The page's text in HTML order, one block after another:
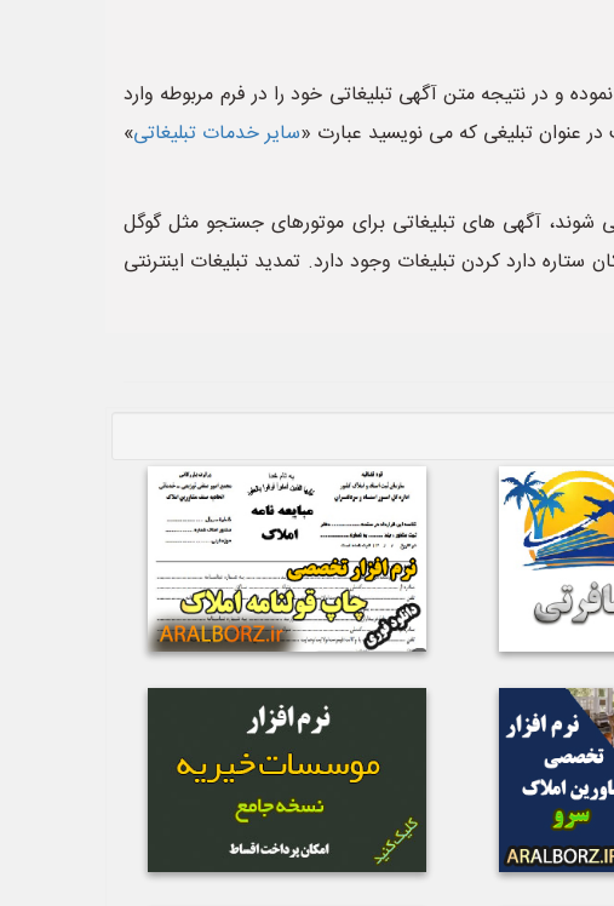
و در نتیجه متن آگهی تبلیغاتی خود را در فرم مربوطه وارد
در عنوان تبلیغی که می نویسید عبارت «سایر خدمات تبلیغاتی»
شوند، آگهی های تبلیغاتی برای موتورهای جستجو مثل گوگل
دارد کردن تبلیغات وجود دارد. تمدید تبلیغات اینترنتی